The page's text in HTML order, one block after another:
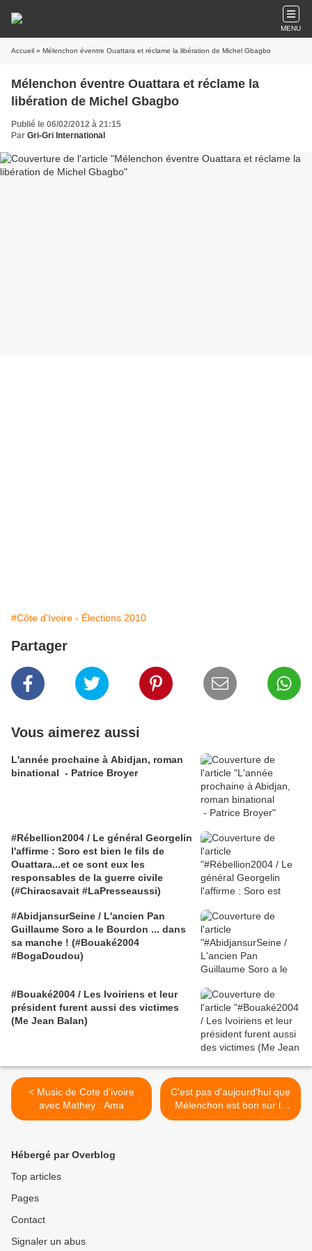
MENU
Accueil » Mélenchon éventre Ouattara et réclame la libération de Michel Gbagbo
Mélenchon éventre Ouattara et réclame la
libération de Michel Gbagbo
Publié le 06/02/2012 à 21:15
Par Gri-Gri International
#Côte d'Ivoire - Élections 2010
Partager
Vous aimerez aussi
L'année prochaine à Abidjan, roman
binational - Patrice Broyer
#Rébellion2004 / Le général Georgelin
l'affirme : Soro est bien le fils de
Ouattara...et ce sont eux les
responsables de la guerre civile
(#Chiracsavait #LaPresseaussi)
#AbidjansurSeine / L'ancien Pan
Guillaume Soro a le Bourdon ... dans
sa manche ! (#Bouaké2004
#BogaDoudou)
#Bouaké2004 / Les Ivoiriens et leur
président furent aussi des victimes
(Me Jean Balan)
< Music de Cote d'ivoire
avec Mathey : Ama
C'est pas d'aujourd'hui que
Mélenchon est bon sur la
Côte d'Ivoire >
Hébergé par Overblog
Top articles
Pages
Contact
Signaler un abus